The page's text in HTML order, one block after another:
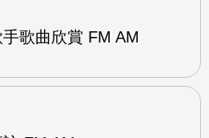
歌曲欣賞 FM AM